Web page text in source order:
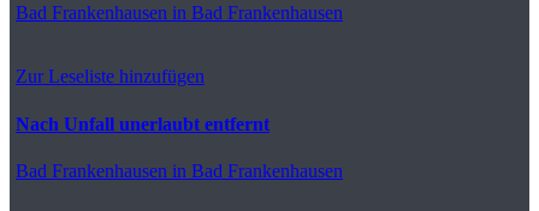
Bad Frankenhausen in Bad Frankenhausen
Zur Leseliste hinzufügen
Nach Unfall unerlaubt entfernt
Bad Frankenhausen in Bad Frankenhausen